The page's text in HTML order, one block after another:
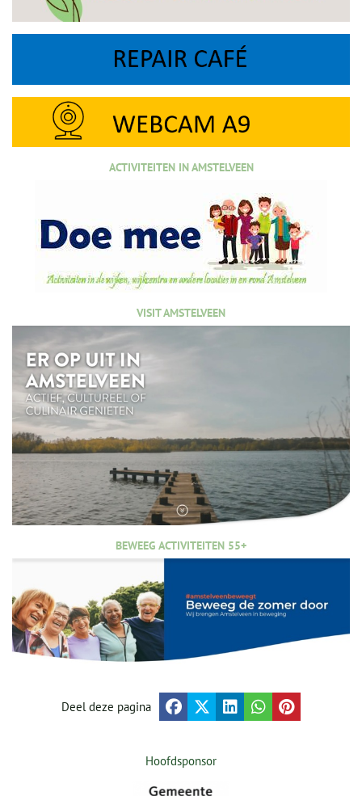
ACTIVITEITEN IN AMSTELVEEN
VISIT AMSTELVEEN
BEWEEG ACTIVITEITEN 55+
Deel deze pagina
Hoofdsponsor